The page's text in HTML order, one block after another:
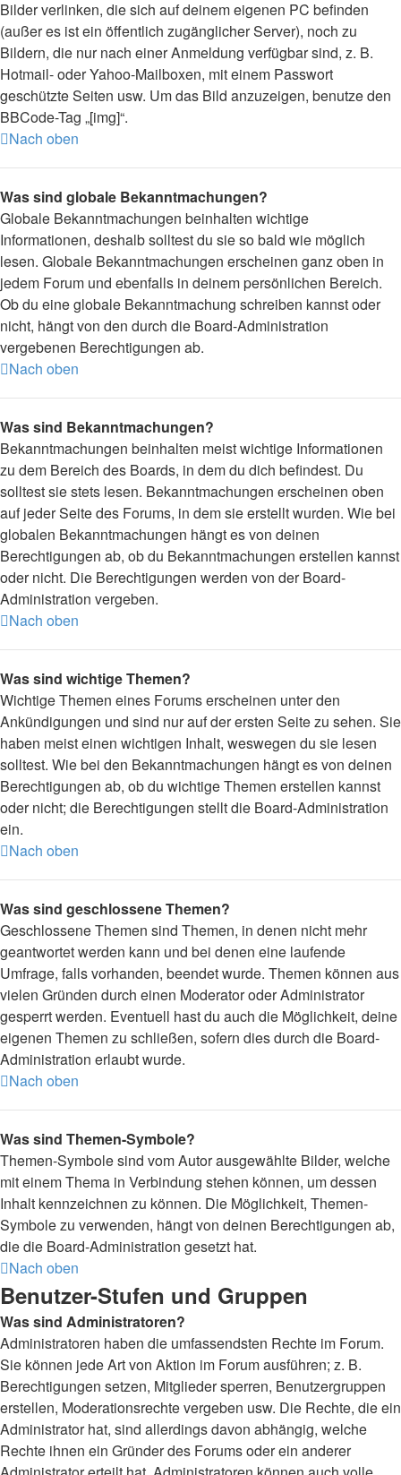
Bilder verlinken, die sich auf deinem eigenen PC befinden
(außer es ist ein öffentlich zugänglicher Server), noch zu
Bildern, die nur nach einer Anmeldung verfügbar sind, z. B.
Hotmail- oder Yahoo-Mailboxen, mit einem Passwort
geschützte Seiten usw. Um das Bild anzuzeigen, benutze den
BBCode-Tag „[img]“.
Nach oben
Was sind globale Bekanntmachungen?
Globale Bekanntmachungen beinhalten wichtige
Informationen, deshalb solltest du sie so bald wie möglich
lesen. Globale Bekanntmachungen erscheinen ganz oben in
jedem Forum und ebenfalls in deinem persönlichen Bereich.
Ob du eine globale Bekanntmachung schreiben kannst oder
nicht, hängt von den durch die Board-Administration
vergebenen Berechtigungen ab.
Nach oben
Was sind Bekanntmachungen?
Bekanntmachungen beinhalten meist wichtige Informationen
zu dem Bereich des Boards, in dem du dich befindest. Du
solltest sie stets lesen. Bekanntmachungen erscheinen oben
auf jeder Seite des Forums, in dem sie erstellt wurden. Wie bei
globalen Bekanntmachungen hängt es von deinen
Berechtigungen ab, ob du Bekanntmachungen erstellen kannst
oder nicht. Die Berechtigungen werden von der Board-
Administration vergeben.
Nach oben
Was sind wichtige Themen?
Wichtige Themen eines Forums erscheinen unter den
Ankündigungen und sind nur auf der ersten Seite zu sehen. Sie
haben meist einen wichtigen Inhalt, weswegen du sie lesen
solltest. Wie bei den Bekanntmachungen hängt es von deinen
Berechtigungen ab, ob du wichtige Themen erstellen kannst
oder nicht; die Berechtigungen stellt die Board-Administration
ein.
Nach oben
Was sind geschlossene Themen?
Geschlossene Themen sind Themen, in denen nicht mehr
geantwortet werden kann und bei denen eine laufende
Umfrage, falls vorhanden, beendet wurde. Themen können aus
vielen Gründen durch einen Moderator oder Administrator
gesperrt werden. Eventuell hast du auch die Möglichkeit, deine
eigenen Themen zu schließen, sofern dies durch die Board-
Administration erlaubt wurde.
Nach oben
Was sind Themen-Symbole?
Themen-Symbole sind vom Autor ausgewählte Bilder, welche
mit einem Thema in Verbindung stehen können, um dessen
Inhalt kennzeichnen zu können. Die Möglichkeit, Themen-
Symbole zu verwenden, hängt von deinen Berechtigungen ab,
die die Board-Administration gesetzt hat.
Nach oben
Benutzer-Stufen und Gruppen
Was sind Administratoren?
Administratoren haben die umfassendsten Rechte im Forum.
Sie können jede Art von Aktion im Forum ausführen; z. B.
Berechtigungen setzen, Mitglieder sperren, Benutzergruppen
erstellen, Moderationsrechte vergeben usw. Die Rechte, die ein
Administrator hat, sind allerdings davon abhängig, welche
Rechte ihnen ein Gründer des Forums oder ein anderer